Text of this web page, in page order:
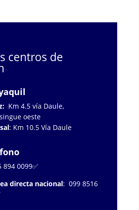
centros de
Km 4.5 vía Daule,
oeste
: Km 10.5 Vía Daule
894 0099✅
directa nacional: 099 8516